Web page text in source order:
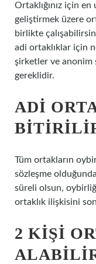
Ortaklığınız için
geliştirmek üzere
birlikte
adi ortaklıklar için
şirketler ve anonim
gereklidir.
ADI
Tüm ortakların
sözleşme
süreli olsun,
ortaklık ilişkisini
2 KIŞI